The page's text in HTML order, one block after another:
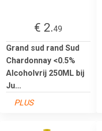
€ 2.49
Grand sud rand Sud
Chardonnay <0.5%
Alcoholvrij 250ML bij
Ju...
PLUS